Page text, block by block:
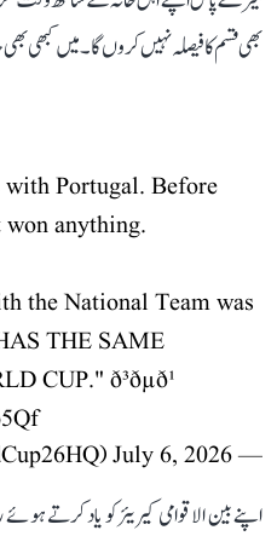
بھی قسم کا فیصلہ نہیں کروں گا۔ میں کبھی
with Portugal. Before
anything.
the National Team was
THE SAME
ð³ðµð¹
— World Cup HQ (@WorldCup26HQ)
July 6, 2026
اپنے بین الاقوامی کیریئر کو یاد کرتے